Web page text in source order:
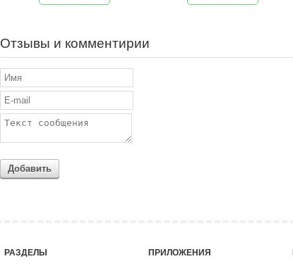
Отзывы и комментирии
Добавить
РАЗДЕЛЫ ПРИЛОЖЕНИЯ